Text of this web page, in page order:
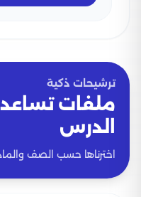
ترشيحات ذكية
ملفات
الدرس
اخترناها حسب الصف